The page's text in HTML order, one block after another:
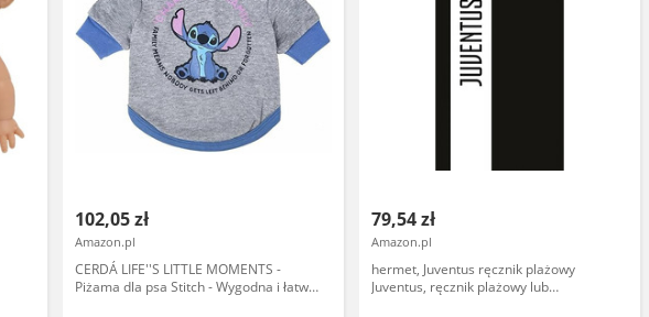
102,05 zł
Amazon.pl
CERDÁ LIFE''S LITTLE MOMENTS -
Piżama dla psa Stitch - Wygodna i łatwa
79,54 zł
Amazon.pl
hermet, Juventus ręcznik plażowy
Juventus, ręcznik plażowy lub